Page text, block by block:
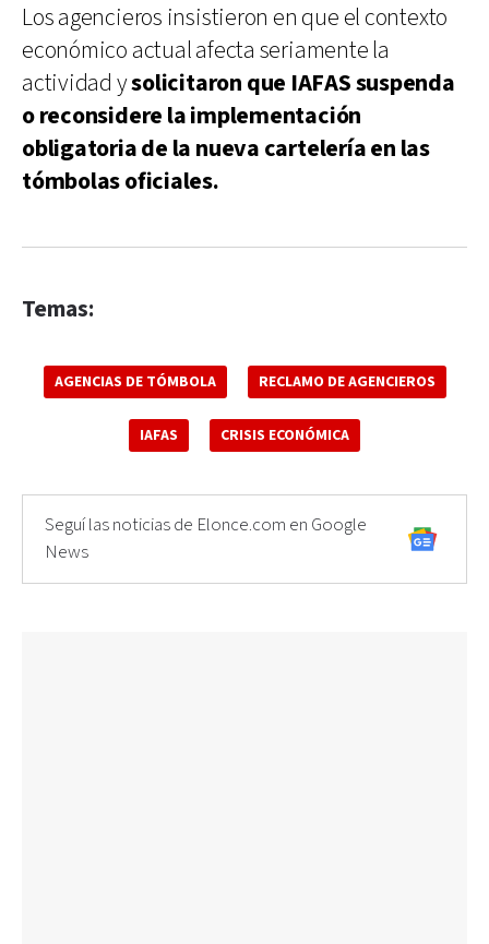
Los agencieros insistieron en que el contexto
económico actual afecta seriamente la
actividad ysolicitaron que IAFAS suspenda
o reconsidere la implementación
obligatoria de la nueva cartelería en las
tómbolas oficiales.
Temas:
AGENCIAS DE TÓMBOLA RECLAMO DE AGENCIEROS
IAFAS CRISIS ECONÓMICA
Seguí las noticias de Elonce.com en Google
News